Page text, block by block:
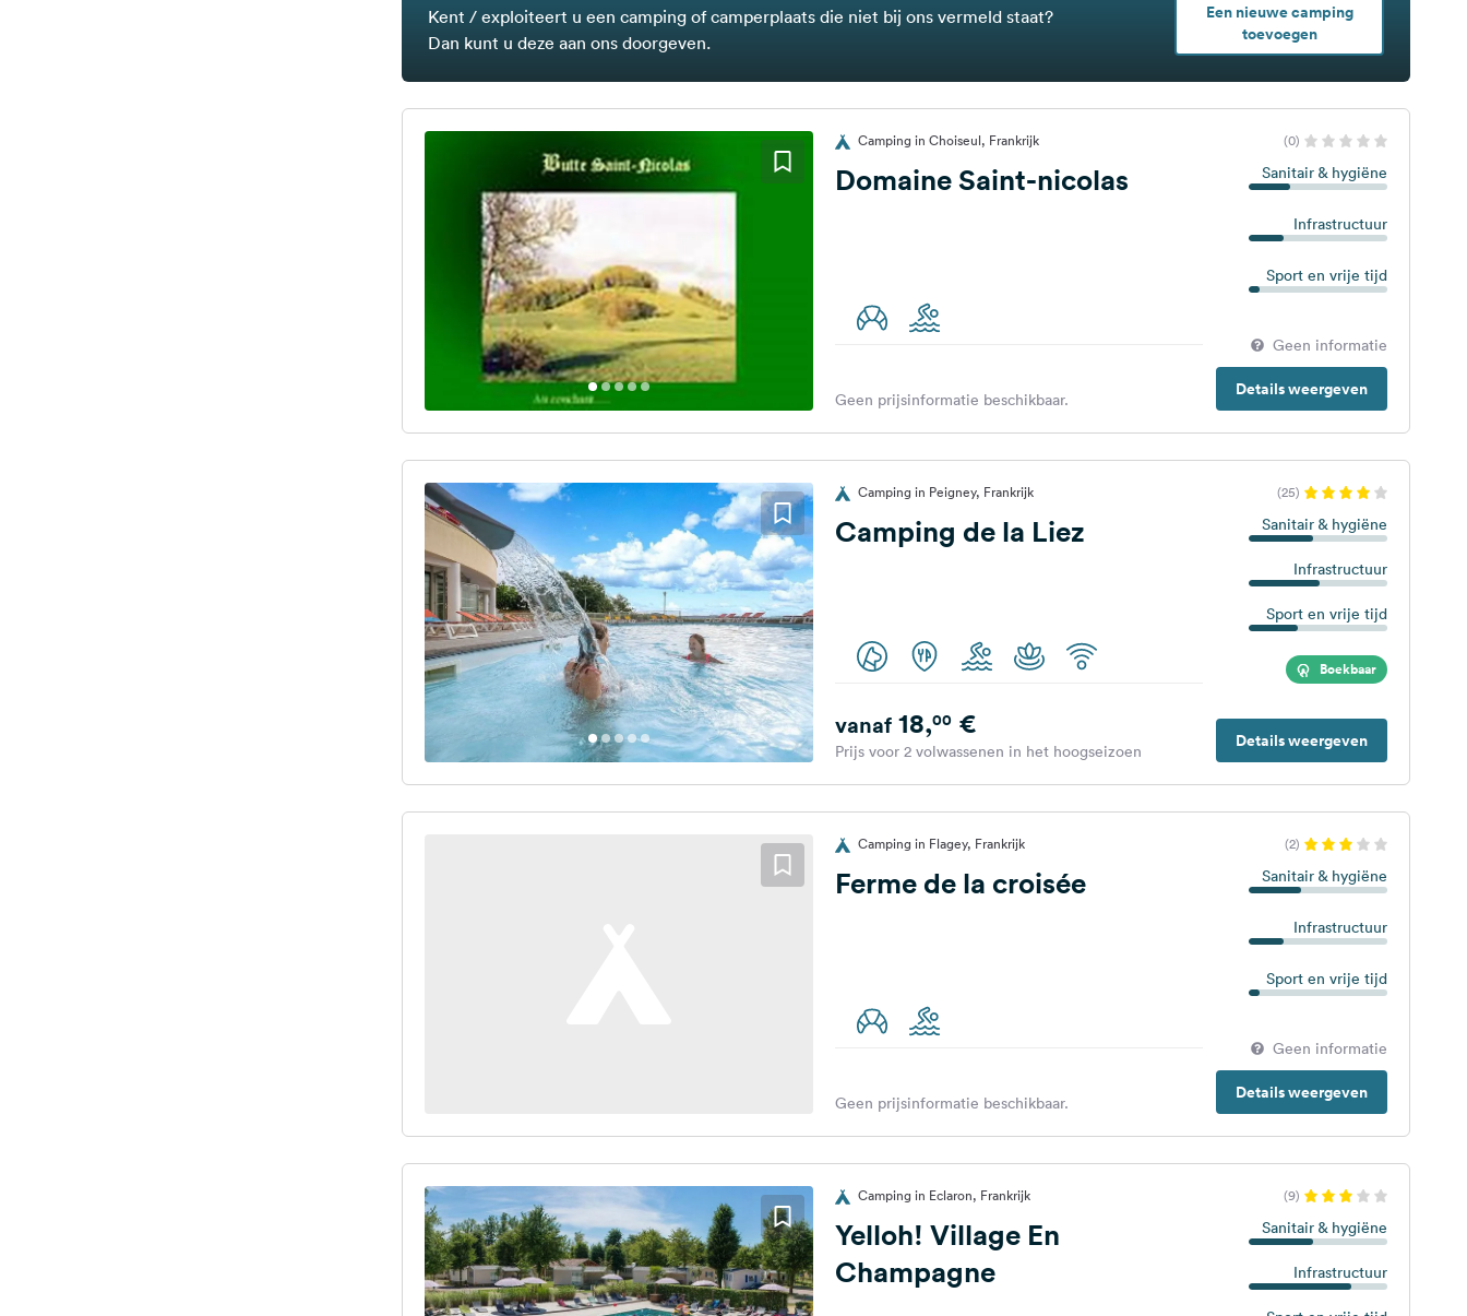
Kent / exploiteert u een camping of camperplaats die niet bij ons vermeld staat?
Dan kunt u deze aan ons doorgeven.
Een nieuwe camping
toevoegen
Camping in Choiseul, Frankrijk (0)
Domaine Saint-nicolas Sanitair & hygiëne
Infrastructuur
Sport en vrije tijd
Geen informatie
Details weergeven
Geen prijsinformatie beschikbaar.
Camping in Peigney, Frankrijk (25)
Camping de la Liez Sanitair & hygiëne
Infrastructuur
Sport en vrije tijd
Boekbaar
Details weergeven
vanaf18,00€
Prijs voor 2 volwassenen in het hoogseizoen
Camping in Flagey, Frankrijk (2)
Ferme de la croisée Sanitair & hygiëne
Infrastructuur
Sport en vrije tijd
Geen informatie
Details weergeven
Geen prijsinformatie beschikbaar.
Camping in Eclaron, Frankrijk (9)
Yelloh! Village En
Champagne
Sanitair & hygiëne
Infrastructuur